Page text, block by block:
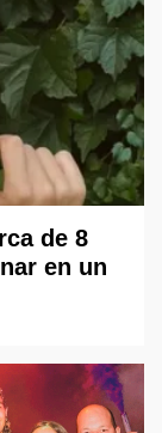
de 8
en un